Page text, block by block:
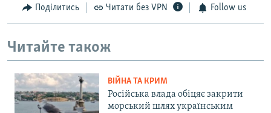
Поділитись Читати без VPN Follow us
Читайте також
ВІЙНА ТА КРИМ
Російська влада обіцяє закрити
морський шлях українським